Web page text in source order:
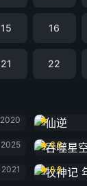
15 16
21 22
2020
2025
吞噬星空 合集
6.8
2021
牧神记 年番
8.8
遮天